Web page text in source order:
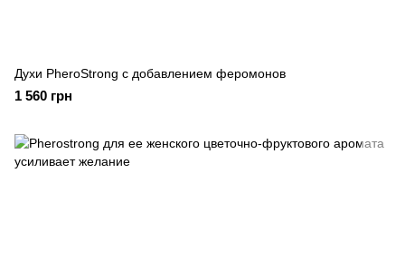
Духи PheroStrong с добавлением феромонов
1 560 грн